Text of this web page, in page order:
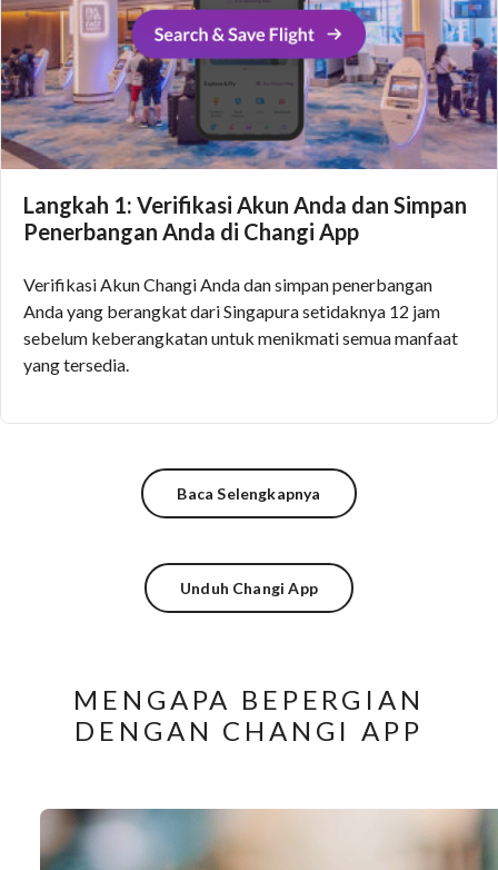
Langkah 1: Verifikasi Akun Anda dan Simpan
Penerbangan Anda di Changi App
Verifikasi Akun Changi Anda dan simpan penerbangan
Anda yang berangkat dari Singapura setidaknya 12 jam
sebelum keberangkatan untuk menikmati semua manfaat
yang tersedia.
Baca Selengkapnya
Unduh Changi App
MENGAPA BEPERGIAN
DENGAN CHANGI APP